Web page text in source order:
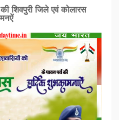
शिवपुरी जिले एवं कोलारस